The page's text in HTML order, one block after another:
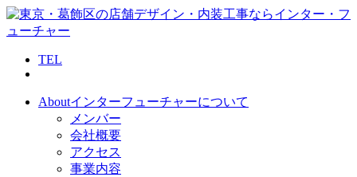
TEL
Aboutインターフューチャーについて
メンバー
会社概要
アクセス
事業内容